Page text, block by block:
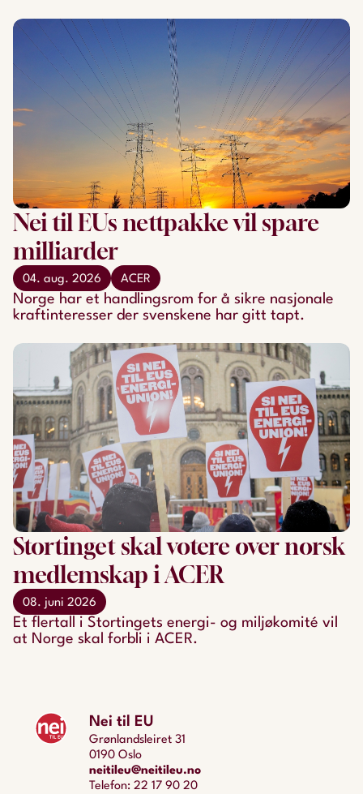
Nei til EUs nettpakke vil spare
milliarder
04. aug. 2026 ACER
Norge har et handlingsrom for å sikre nasjonale
kraftinteresser der svenskene har gitt tapt.
Stortinget skal votere over norsk
medlemskap i ACER
08. juni 2026
Et flertall i Stortingets energi- og miljøkomité vil
at Norge skal forbli i ACER.
Nei til EU
Grønlandsleiret 31
0190 Oslo
neitileu@neitileu.no
Telefon: 22 17 90 20